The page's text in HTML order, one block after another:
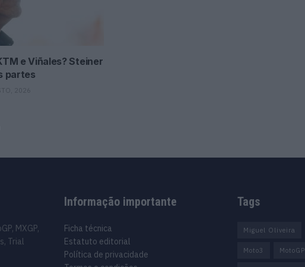
e Viñales? Steiner
partes
2026
MXGP,
Trial
Informação importante
Ficha técnica
Estatuto editorial
Política de privacidade
Tags
Miguel Oliveira
Moto3 MotoGP